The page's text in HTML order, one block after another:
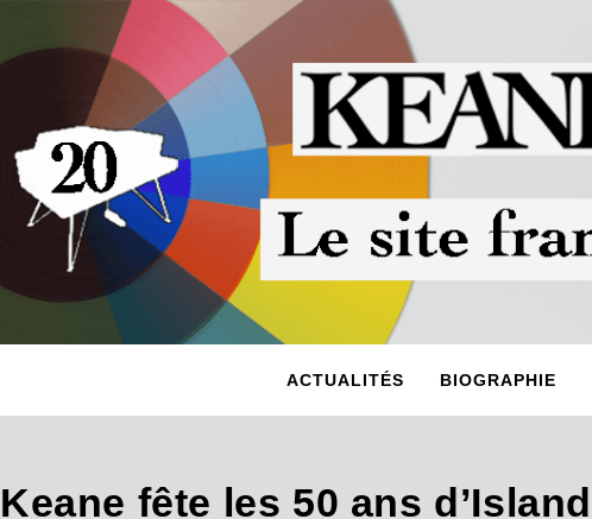
ACTUALITÉS BIOGRAPHIE
Keane fête les 50 ans d’Island